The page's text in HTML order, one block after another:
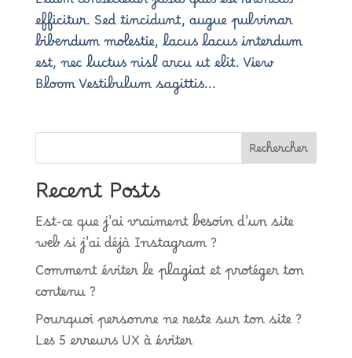
efficitur. Sed tincidunt, augue pulvinar
bibendum molestie, lacus lacus interdum
est, nec luctus nisl arcu ut elit. View
Bloom Vestibulum sagittis...
Rechercher
Recent Posts
Est-ce que j’ai vraiment besoin d’un site
web si j’ai déjà Instagram ?
Comment éviter le plagiat et protéger ton
contenu ?
Pourquoi personne ne reste sur ton site ?
Les 5 erreurs UX à éviter